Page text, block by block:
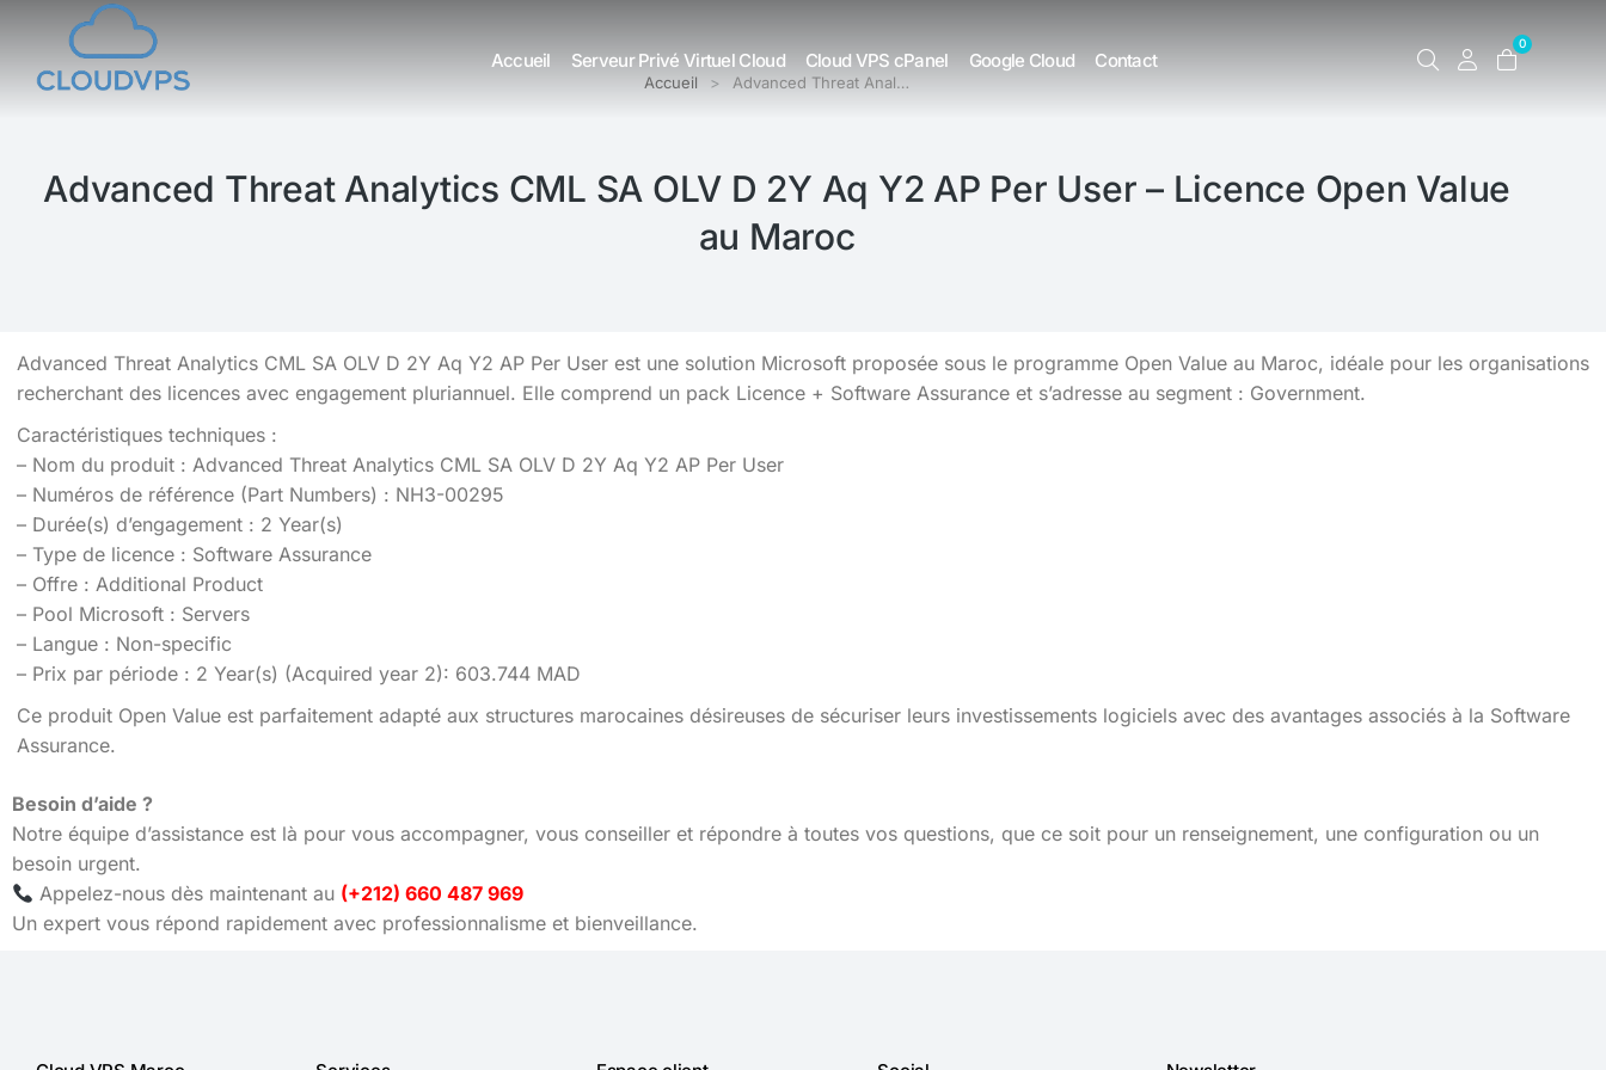
Accueil Serveur Privé Virtuel Cloud Cloud VPS cPanel Google Cloud Contact
0
Vous êtes ici : Accueil Advanced Threat Anal…
Advanced Threat Analytics CML SA OLV D 2Y Aq Y2 AP Per User – Licence Open Value
au Maroc
Advanced Threat Analytics CML SA OLV D 2Y Aq Y2 AP Per User est une solution Microsoft proposée sous le programme Open Value au Maroc, idéale pour les organisations
recherchant des licences avec engagement pluriannuel. Elle comprend un pack Licence + Software Assurance et s’adresse au segment : Government.
Caractéristiques techniques :
– Nom du produit : Advanced Threat Analytics CML SA OLV D 2Y Aq Y2 AP Per User
– Numéros de référence (Part Numbers) : NH3-00295
– Durée(s) d’engagement : 2 Year(s)
– Type de licence : Software Assurance
– Offre : Additional Product
– Pool Microsoft : Servers
– Langue : Non-specific
– Prix par période : 2 Year(s) (Acquired year 2): 603.744 MAD
Ce produit Open Value est parfaitement adapté aux structures marocaines désireuses de sécuriser leurs investissements logiciels avec des avantages associés à la Software
Assurance.
Besoin d’aide ?
Notre équipe d’assistance est là pour vous accompagner, vous conseiller et répondre à toutes vos questions, que ce soit pour un renseignement, une configuration ou un
besoin urgent.
Appelez-nous dès maintenant au (+212) 660 487 969
Un expert vous répond rapidement avec professionnalisme et bienveillance.